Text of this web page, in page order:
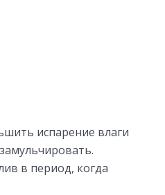
испарение влаги
в период, когда